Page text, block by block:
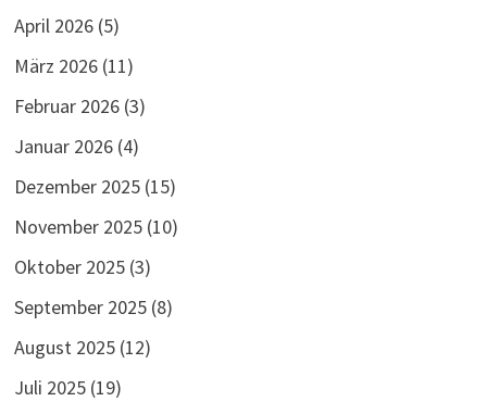
April 2026 (5)
März 2026 (11)
Februar 2026 (3)
Januar 2026 (4)
Dezember 2025 (15)
November 2025 (10)
Oktober 2025 (3)
September 2025 (8)
August 2025 (12)
Juli 2025 (19)